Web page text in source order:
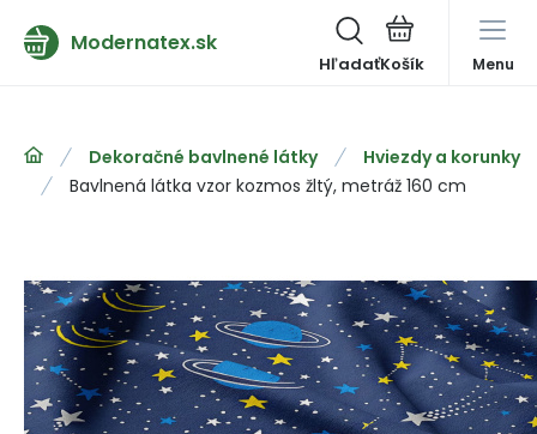
Modernatex.sk
Hľadať Menu
Dekoračné bavlnené látky
Hviezdy a korunky
Bavlnená látka vzor kozmos žltý, metráž 160 cm